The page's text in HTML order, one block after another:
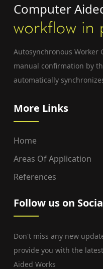
Computer
Autosynchronous Worker
manual confirmation by
automatically
More Links
Home
Areas Of Application
References
Follow us on
Don't miss any new
provide you with the
Aided Works